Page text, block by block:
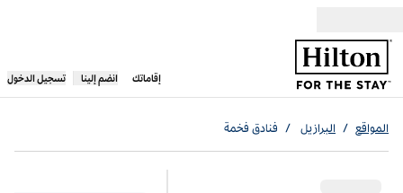
إقاماتك
، يفتح علامة تبويب جديدة
انضم إلينا تسجيل الدخول
المواقع / البرازيل / فنادق فخمة